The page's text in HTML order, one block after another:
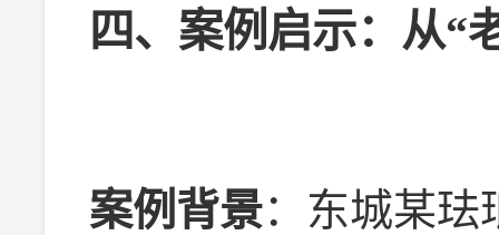
四、案例启示：从“
案例背景：东城某